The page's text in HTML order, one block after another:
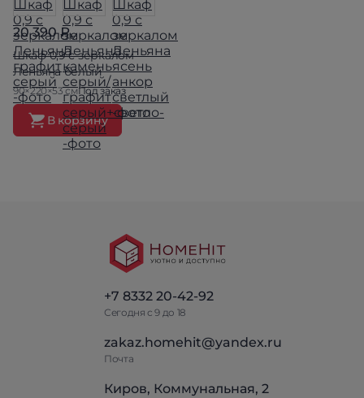
20 390 ₽
Шкаф 0,9 с зеркалом
Леньяна белый
90×220×53 смПод заказ
В корзину
+7 8332 20-42-92
Сегодня с 9 до 18
zakaz.homehit@yandex.ru
Почта
Киров, Коммунальная, 2